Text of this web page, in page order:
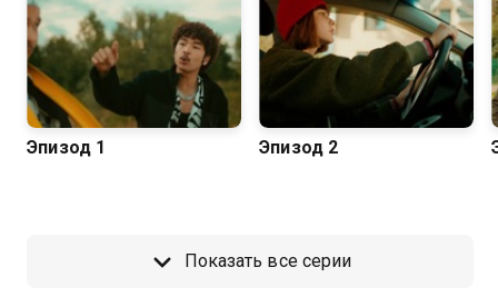
Эпизод 1 Эпизод 2
Показать все серии